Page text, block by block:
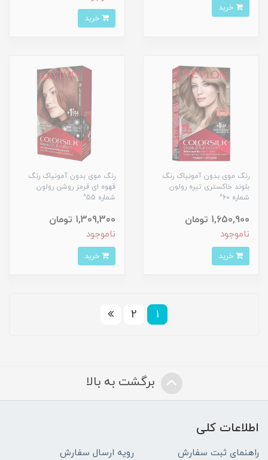
رنگ موی بدون آمونیاک رنگ
بلوند خاکستری تیره رولون
شماره 60^
1,650,900 تومان
ناموجود
رنگ موی بدون آمونیاک رنگ
قهوه ای قرمز روشن رولون
شماره 55^
1,309,300 تومان
ناموجود
1
2
برگشت به بالا
اطلاعات کلی
راهنمای ثبت سفارش
رویه ارسال سفارش